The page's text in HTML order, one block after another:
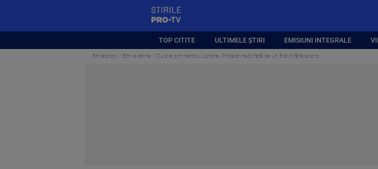
TOP CITITE ULTIMELE ȘTIRI EMISIUNI INTEGRALE
Stirileprotv Stiri externe Cu oile prin centrul Londrei. Protest inedit față de un Brexit fără acord